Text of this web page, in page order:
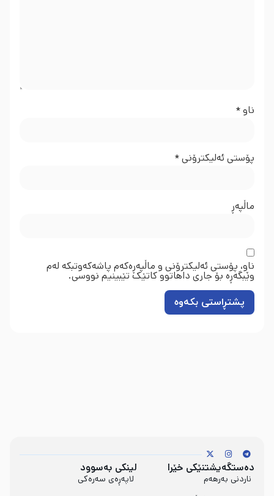
ناو*
پۆستی ئەلیکترۆنی*
ماڵپه‌ڕ
ناو، پۆستی ئەلیکترۆنی و ماڵپەڕەکەم پاشەکەوتبکە لەم
وێبگەڕە بۆ جاری داهاتوو کاتێک تێبینیم نووسی.
دەستگەیشتنێکی خێرا
ناردنی بەرهەم
لینکی بەسوود
لاپەڕەی سەرەکی